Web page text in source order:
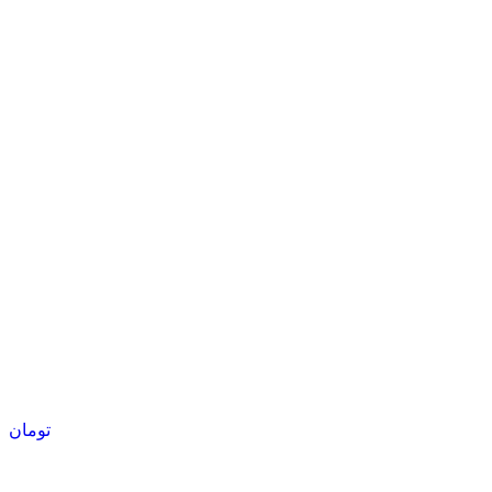
تومان